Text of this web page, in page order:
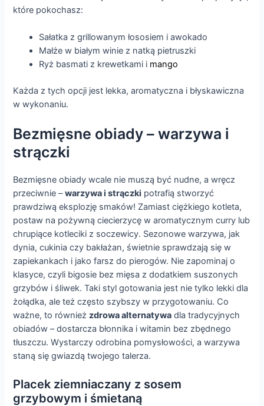
które pokochasz:
Sałatka z grillowanym łososiem i awokado
Małże w białym winie z natką pietruszki
Ryż basmati z krewetkami i mango
Każda z tych opcji jest lekka, aromatyczna i błyskawiczna
w wykonaniu.
Bezmięsne obiady – warzywa i
strączki
Bezmięsne obiady wcale nie muszą być nudne, a wręcz
przeciwnie –warzywa i strączki potrafią stworzyć
prawdziwą eksplozję smaków! Zamiast ciężkiego kotleta,
postaw na pożywną ciecierzycę w aromatycznym curry lub
chrupiące kotleciki z soczewicy. Sezonowe warzywa, jak
dynia, cukinia czy bakłażan, świetnie sprawdzają się w
zapiekankach i jako farsz do pierogów. Nie zapominaj o
klasyce, czyli bigosie bez mięsa z dodatkiem suszonych
grzybów i śliwek. Taki styl gotowania jest nie tylko lekki dla
żołądka, ale też często szybszy w przygotowaniu. Co
ważne, to równieżzdrowa alternatywa dla tradycyjnych
obiadów – dostarcza błonnika i witamin bez zbędnego
tłuszczu. Wystarczy odrobina pomysłowości, a warzywa
staną się gwiazdą twojego talerza.
Placek ziemniaczany z sosem
grzybowym i śmietaną